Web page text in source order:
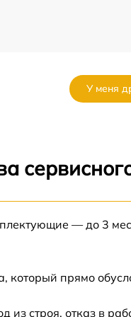
У меня
— до 3
который прямо
строя, отказ в